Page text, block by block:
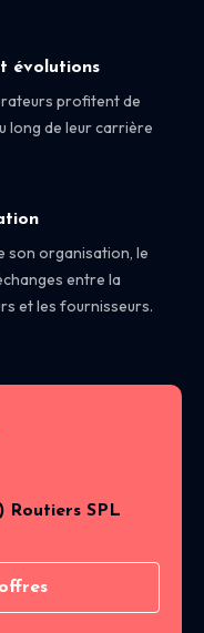
évolutions
profitent de
long de leur carrière
son organisation, le
entre la
et les fournisseurs.
Routiers SPL